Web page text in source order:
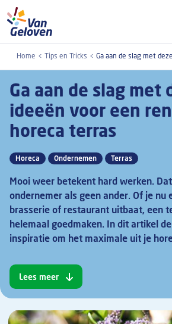
Overslaan en naar de inhoud gaan
Home Tips en Tricks Ga aan de slag met
Ga aan de slag met
ideeën voor een
horeca terras
Horeca Ondernemen Terras
Mooi weer betekent hard werken.
ondernemer als geen ander. Of je nu
brasserie of restaurant uitbaat, een
helemaal goedmaken. In dit artikel
inspiratie om het maximale uit je
Lees meer